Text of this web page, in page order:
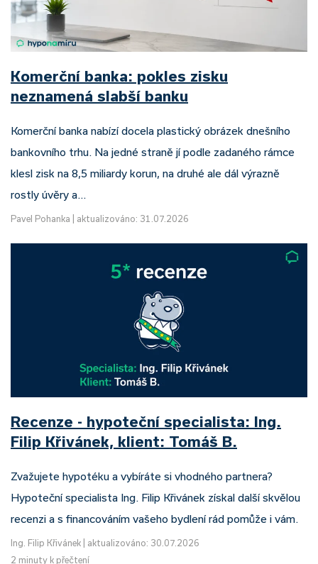
Komerční banka: pokles zisku
neznamená slabší banku
Komerční banka nabízí docela plastický obrázek dnešního
bankovního trhu. Na jedné straně jí podle zadaného rámce
klesl zisk na 8,5 miliardy korun, na druhé ale dál výrazně
rostly úvěry a…
Pavel Pohanka aktualizováno: 31.07.2026
Recenze - hypoteční specialista: Ing.
Filip Křivánek, klient: Tomáš B.
Zvažujete hypotéku a vybíráte si vhodného partnera?
Hypoteční specialista Ing. Filip Křivánek získal další skvělou
recenzi a s financováním vašeho bydlení rád pomůže i vám.
Ing. Filip Křivánek
aktualizováno: 30.07.2026
2 minuty k přečtení